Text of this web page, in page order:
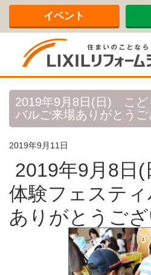
イベント
2019年9月8日(日) こど
バルご来場ありがとう
2019年9月11日
2019年9月8
体験フェステ
ありがとうご